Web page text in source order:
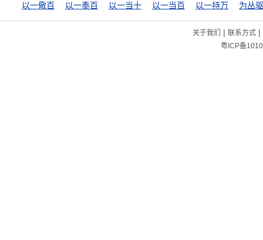
以一儆百 以一奉百 以一当十 以一当百 以一持万 为丛
关于我们 | 联系方式|
粤ICP备